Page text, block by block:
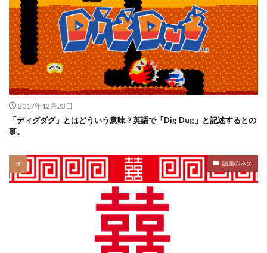
2017年12月23日
「ディグダグ」とはどういう意味？英語で「Dig Dug」と記述するとの
事。
話題のネタ